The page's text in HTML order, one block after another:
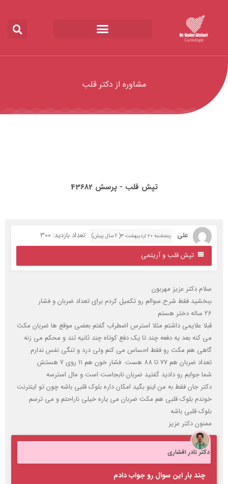
مشاوره از دکتر قلب
تپش قلب - پرسش 43682
علی پنجشنبه ۲۰ اردیبهشت ۳( 2 سال پیش)
تعداد بازدید: 300
تپش قلب و آریتمی
دکتر عزیز مهربون
فقط شرح.سوالم رو تکمیل کردم برای تعداد ضربان و فشار
علایمی داشتم مثلا استرس اضطراب گفتم بعضی موقع ها ضربان مکث
کنه بعد یه دفعه چند تا یک دفع کوتاه چند ثانیه تند و محکم می زنه
هم مکث رو فقط احساس می کنم ولی درد و تنگی نفس ندارم
ضربان هم 77 تا 88 هست. فشار خون هم 11 روی 7 هستش
جوابم رو دادید گفتید ضربان نابجاست است و مال استرسه
جان فقط به من اینو بگید امکان داره بلوک قلبی باشه چون تو اینترنت
بلوک قلبی هم مکث ضربان می یاره خیلی ناراحتم و می ترسم
قلبی باشه
دکتر عزیز
دکتر نادر افشاری
چند بار این سوال رو جواب دادم